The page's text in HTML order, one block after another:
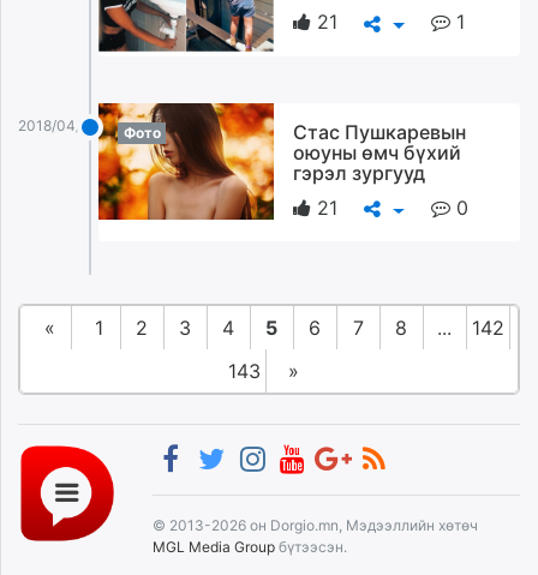
21
1
2018/04/29 Фото
Стас Пушкаревын
оюуны өмч бүхий
гэрэл зургууд
21
0
« 1 2 3 4 5 6 7 8 ...
142
143
»
© 2013-2026 он Dorgio.mn, Мэдээллийн хөтөч
MGL Media Group бүтээсэн.